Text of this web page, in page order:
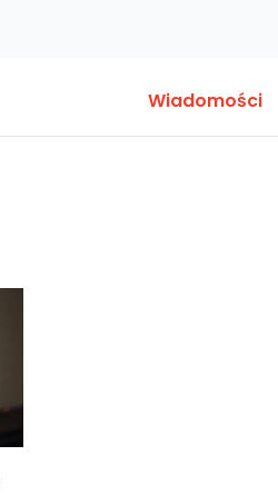
Wiadomości